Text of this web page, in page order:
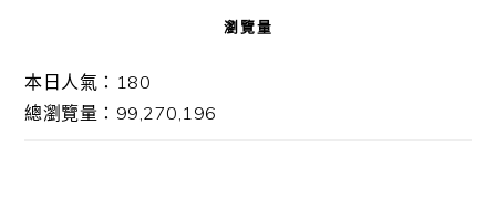
瀏覽量
本日人氣：180
總瀏覽量：99,270,196